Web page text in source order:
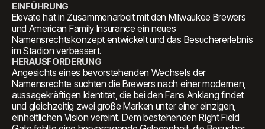
EINFÜHRUNG
Elevate hat in Zusammenarbeit mit den Milwaukee Brewers
und American Family Insurance ein neues
Namensrechtskonzept entwickelt und das Besuchererlebnis
im Stadion verbessert.
HERAUSFORDERUNG
Angesichts eines bevorstehenden Wechsels der
Namensrechte suchten die Brewers nach einer modernen,
aussagekräftigen Identität, die bei den Fans Anklang findet
und gleichzeitig zwei große Marken unter einer einzigen,
einheitlichen Vision vereint. Dem bestehenden Right Field